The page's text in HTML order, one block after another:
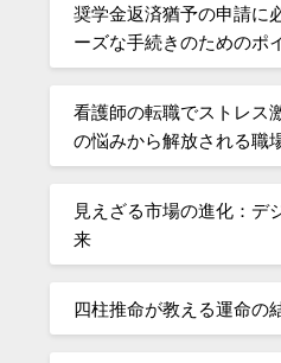
奨学金返済猶予の申請に
ーズな手続きのためのポ
看護師の転職でストレス
の悩みから解放される職
見えざる市場の進化：デ
来
四柱推命が教える運命の